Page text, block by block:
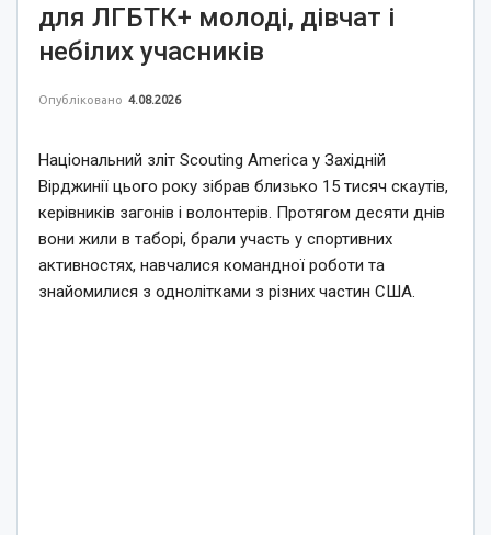
для ЛГБТК+ молоді, дівчат і
небілих учасників
Опубліковано 4.08.2026
Національний зліт Scouting America у Західній
Вірджинії цього року зібрав близько 15 тисяч скаутів,
керівників загонів і волонтерів. Протягом десяти днів
вони жили в таборі, брали участь у спортивних
активностях, навчалися командної роботи та
знайомилися з однолітками з різних частин США.